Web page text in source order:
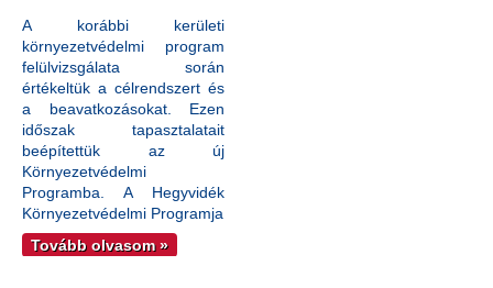
A korábbi kerületi
környezetvédelmi program
felülvizsgálata során
értékeltük a célrendszert és
a beavatkozásokat. Ezen
időszak tapasztalatait
beépítettük az új
Környezetvédelmi
Programba. A Hegyvidék
Környezetvédelmi Programja
Tovább olvasom »